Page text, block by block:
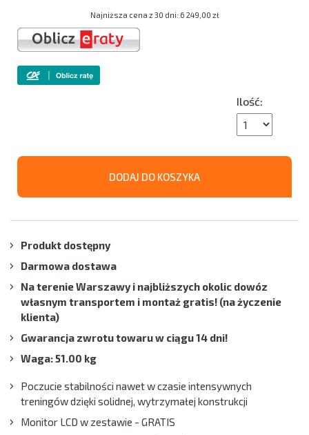
Najniższa cena z 30 dni: 6 249,00 zł
Ilość:
DODAJ DO KOSZYKA
Produkt dostępny
Darmowa dostawa
Na terenie Warszawy i najbliższych okolic dowóz
własnym transportem i montaż gratis! (na życzenie
klienta)
Gwarancja zwrotu towaru w ciągu 14 dni!
Waga: 51.00 kg
Poczucie stabilności nawet w czasie intensywnych
treningów dzięki solidnej, wytrzymałej konstrukcji
Monitor LCD w zestawie - GRATIS